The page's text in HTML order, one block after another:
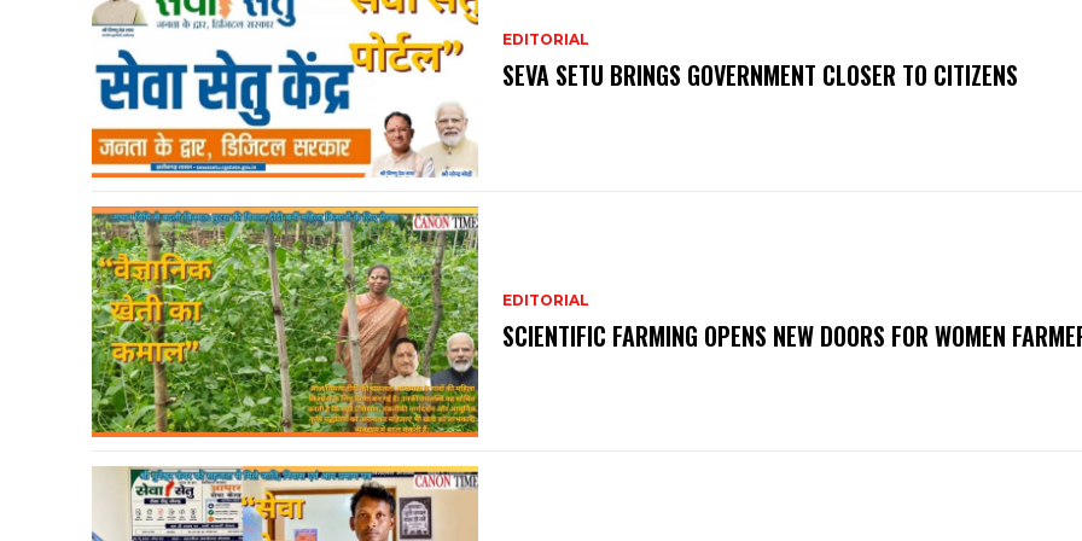
EDITORIAL
SEVA SETU BRINGS GOVERNMENT CLOSER TO CITIZENS
EDITORIAL
SCIENTIFIC FARMING OPENS NEW DOORS FOR WOMEN